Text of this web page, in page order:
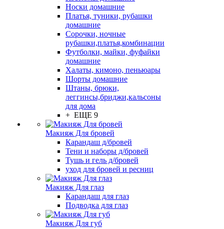
Носки домашние
Платья, туники, рубашки
домашние
Сорочки, ночные
рубашки,платья,комбинации
Футболки, майки, фуфайки
домашние
Халаты, кимоно, пеньюары
Шорты домашние
Штаны, брюки,
леггинсы,бриджи,кальсоны
для дома
+ ЕЩЕ 9
Макияж Для бровей
Карандаш д/бровей
Тени и наборы д/бровей
Тушь и гель д/бровей
уход для бровей и ресниц
Макияж Для глаз
Карандаш для глаз
Подводка для глаз
Макияж Для губ